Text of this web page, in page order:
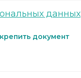
данных